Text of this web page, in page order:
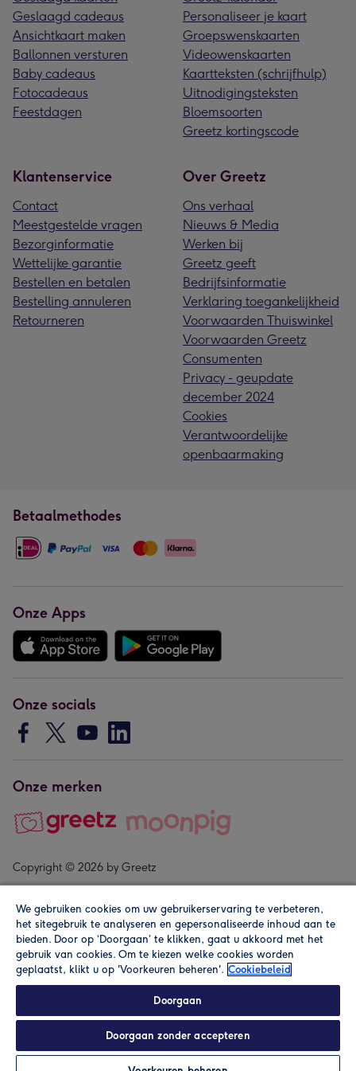
Personaliseren
Geslaagd cadeaus
Ansichtkaart maken
Ballonnen versturen
Baby cadeaus
Fotocadeaus
Feestdagen
Personaliseer je kaart
Groepswenskaarten
Videowenskaarten
Kaartteksten (schrijfhulp)
Uitnodigingsteksten
Bloemsoorten
Greetz kortingscode
Klantenservice
Contact
Meestgestelde vragen
Bezorginformatie
Wettelijke garantie
Bestellen en betalen
Bestelling annuleren
Retourneren
Over Greetz
Ons verhaal
Nieuws & Media
Werken bij
Greetz geeft
Bedrijfsinformatie
Verklaring toegankelijkheid
Voorwaarden Thuiswinkel
Voorwaarden Greetz
Consumenten
Privacy - geupdate
december 2024
Cookies
Verantwoordelijke
openbaarmaking
Betaalmethodes
Onze Apps
Onze socials
Onze merken
Copyright © 2026 by Greetz
Alle prijzen zijn inclusief btw en andere heffingen. Lees de
We gebruiken cookies om uw gebruikerservaring te verbeteren,
het sitegebruik te analyseren en gepersonaliseerde inhoud aan te
bieden. Door op ‘Doorgaan’ te klikken, gaat u akkoord met het
gebruik van cookies. Om te kiezen welke cookies worden
geplaatst, klikt u op 'Voorkeuren beheren'. Cookiebeleid
Doorgaan
Doorgaan zonder accepteren